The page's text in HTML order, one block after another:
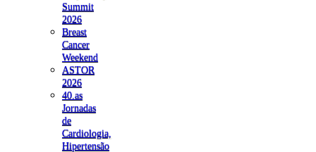
Summit
2026
Breast
Cancer
Weekend
ASTOR
2026
40.as
Jornadas
de
Cardiologia,
Hipertensão